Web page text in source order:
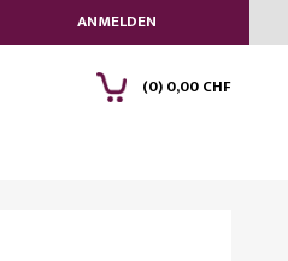
ANMELDEN
(0)0,00 CHF